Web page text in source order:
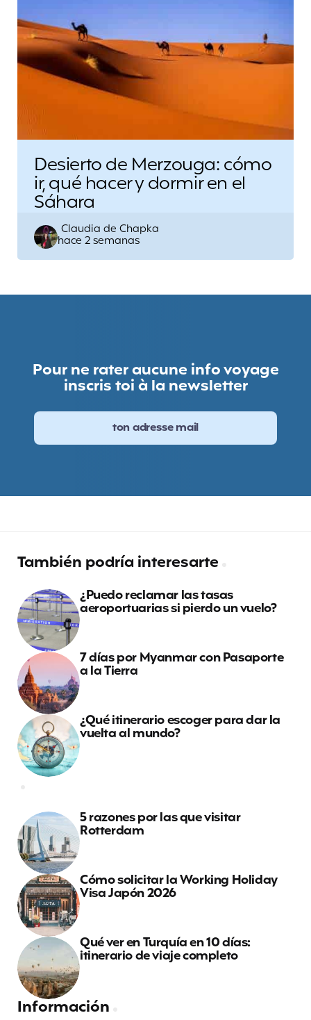
Desierto de Merzouga: cómo
ir, qué hacer y dormir en el
Sáhara
Escrito
por
Claudia de Chapka
hace 2 semanas
Pour ne rater aucune info voyage
inscris toi à la newsletter
También podría interesarte
¿Puedo reclamar las tasas
aeroportuarias si pierdo un vuelo?
7 días por Myanmar con Pasaporte
a la Tierra
¿Qué itinerario escoger para dar la
vuelta al mundo?
5 razones por las que visitar
Rotterdam
Cómo solicitar la Working Holiday
Visa Japón 2026
Qué ver en Turquía en 10 días:
itinerario de viaje completo
Información